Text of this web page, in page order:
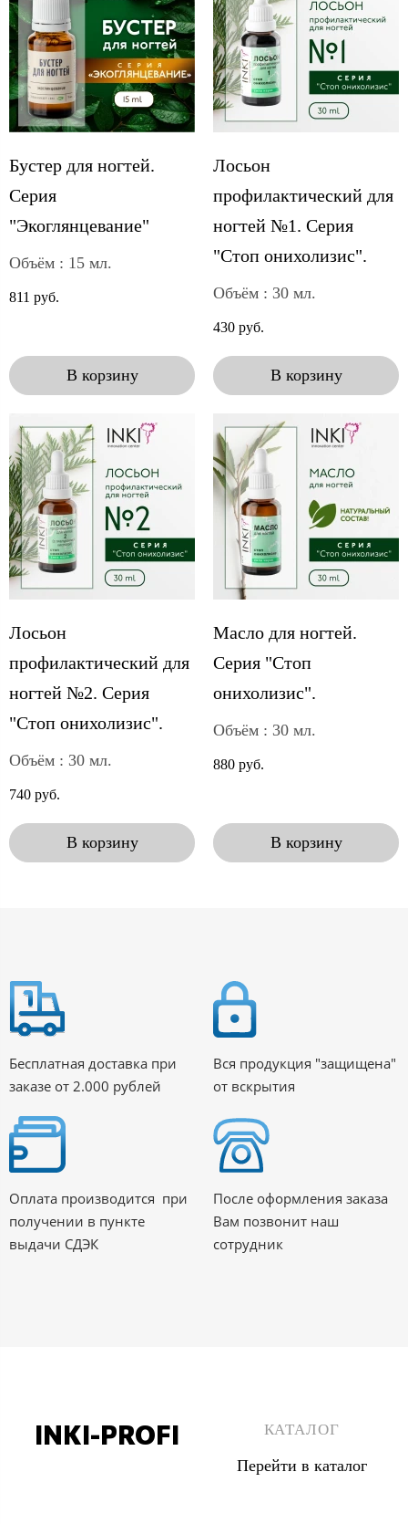
Бустер для ногтей.
Серия
"Экоглянцевание"
Объём : 15 мл.
811 руб.
В корзину
Лосьон
профилактический для
ногтей №1. Серия
"Стоп онихолизис".
Объём : 30 мл.
430 руб.
В корзину
Лосьон
профилактический для
ногтей №2. Серия
"Стоп онихолизис".
Объём : 30 мл.
740 руб.
В корзину
Масло для ногтей.
Серия "Стоп
онихолизис".
Объём : 30 мл.
880 руб.
В корзину
Бесплатная доставка при
заказе от 2.000 рублей
Вся продукция "защищена"
от вскрытия
Оплата производится при
получении в пункте
выдачи СДЭК
После оформления заказа
Вам позвонит наш
сотрудник
INKI-PROFI КАТАЛОГ
Перейти в каталог